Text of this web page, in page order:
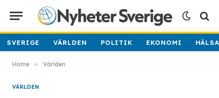
SVERIGE VÄRLDEN POLITIK EKONOMI
Home » Världen
VÄRLDEN